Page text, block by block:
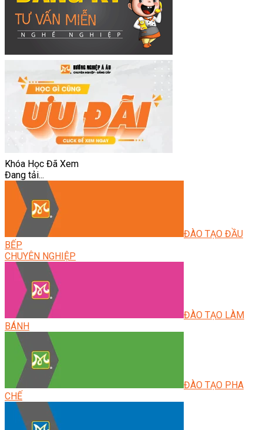
Khóa Học Đã Xem
Đang tải...
ĐÀO TẠO ĐẦU
BẾP
CHUYÊN NGHIỆP
ĐÀO TẠO LÀM
BÁNH
ĐÀO TẠO PHA
CHẾ